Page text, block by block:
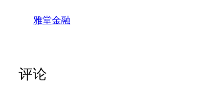
雅堂金融
评论